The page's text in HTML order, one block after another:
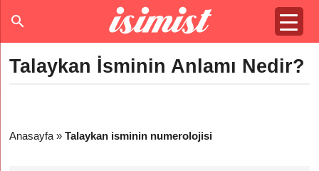
Talaykan İsminin Anlamı Nedir?
Anasayfa »Talaykan isminin numerolojisi